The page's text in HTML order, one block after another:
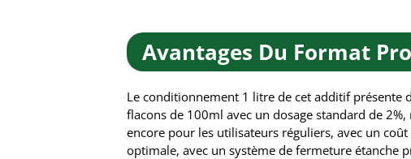
Avantages Du Format
Le conditionnement 1 litre de cet additif présente
flacons de 100ml avec un dosage standard de
encore pour les utilisateurs réguliers, avec un
optimale, avec un système de fermeture étanche